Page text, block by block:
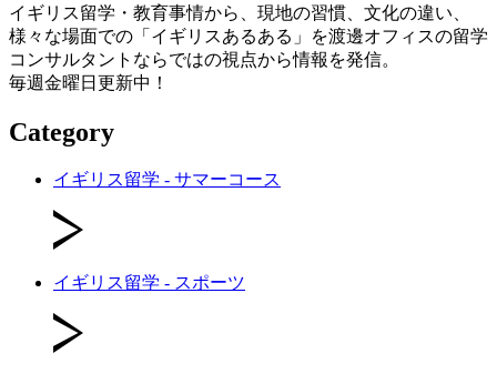
イギリス留学・教育事情から、現地の習慣、文化の違い、
様々な場面での「イギリスあるある」を渡邊オフィスの留学
コンサルタントならではの視点から情報を発信。
毎週金曜日更新中！
Category
イギリス留学 - サマーコース
イギリス留学 - スポーツ